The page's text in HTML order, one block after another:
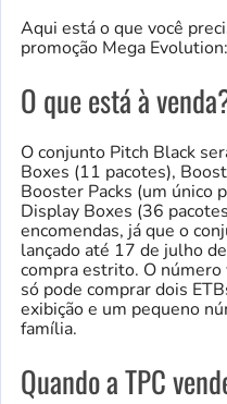
Aqui está o que você
promoção Mega
O que está à
O conjunto Pitch Black
Boxes (11 pacotes),
Booster Packs (um único
Display Boxes (36
encomendas, já que o
lançado até 17 de julho
compra estrito. O
só pode comprar dois
exibição e um pequeno
família.
Quando a TPC